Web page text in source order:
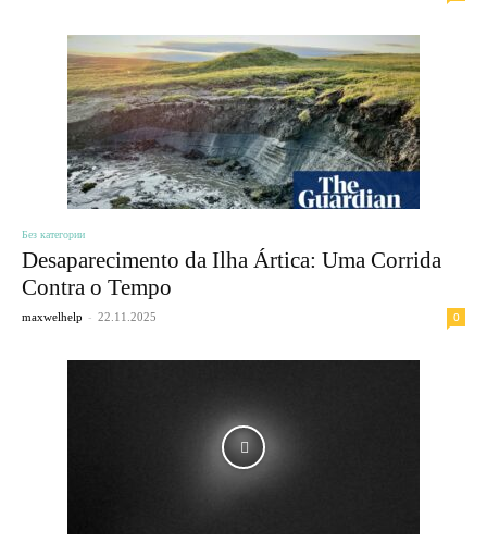
Без категории
Desaparecimento da Ilha Ártica: Uma Corrida
Contra o Tempo
maxwelhelp - 22.11.2025 0